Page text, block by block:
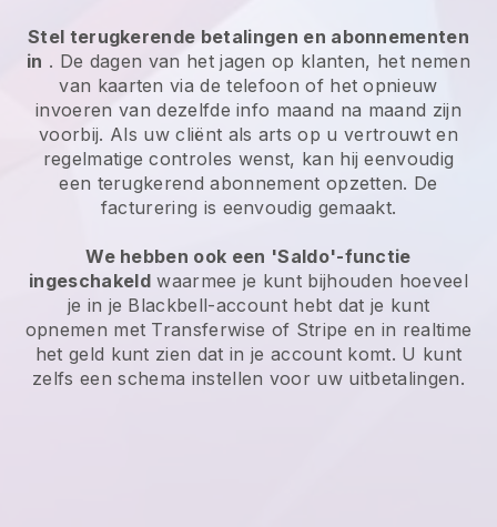
Stel terugkerende betalingen en abonnementen
in . De dagen van het jagen op klanten, het nemen
van kaarten via de telefoon of het opnieuw
invoeren van dezelfde info maand na maand zijn
voorbij. Als uw cliënt als arts op u vertrouwt en
regelmatige controles wenst, kan hij eenvoudig
een terugkerend abonnement opzetten. De
facturering is eenvoudig gemaakt.
We hebben ook een 'Saldo'-functie
ingeschakeldwaarmee je kunt bijhouden hoeveel
je in je Blackbell-account hebt dat je kunt
opnemen met Transferwise of Stripe en in realtime
het geld kunt zien dat in je account komt. U kunt
zelfs een schema instellen voor uw uitbetalingen.